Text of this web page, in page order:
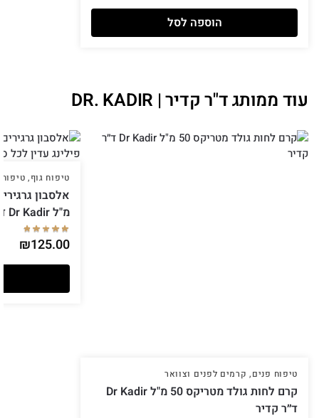
הוספה לסל
עוד ממותג ד"ר קדיר | DR. KADIR
טיפוח פנים, קרמים לפנים וצוואר
קרם לחות גולד מטריקס 50 מ"ל Dr Kadir
ד״ר קדיר
טיפוח גוף,
מ"ל Dr Kadir ד״ר קדיר
₪125.00